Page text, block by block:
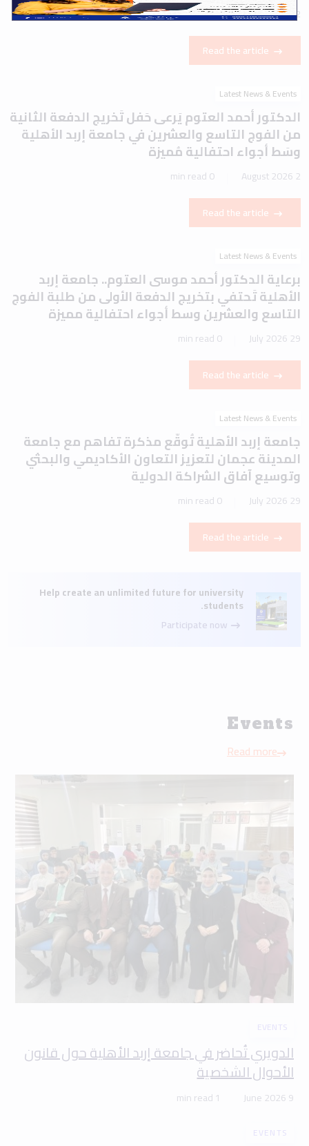
2 August 2026
1 min read
Read the article
Latest News & Events
الدكتور أحمد العتوم يَرعى حَفل تَخريج الدفعة الثانية
من الفوج التاسع والعشرين في جامعة إربد الأهلية
وسَط أجواء احتفالية مُميزة
2 August 2026
0 min read
Read the article
Latest News & Events
برعاية الدكتور أحمد موسى العتوم.. جامعة إربد
الأهلية تَحتفي بتخريج الدفعة الأولى من طلبة الفوج
التاسع والعشرين وسط أجواء احتفالية مميزة
29 July 2026
0 min read
Read the article
Latest News & Events
جامعة إربد الأهلية تُوقّع مذكرة تفاهم مع جامعة
المدينة عجمان لتعزيز التعاون الأكاديمي والبحثي
وتوسيع آفاق الشراكة الدولية
29 July 2026
0 min read
Read the article
Help create an unlimited future for university
students.
Participate now
Events
Read more
EVENTS
الدويري تُحاضر في جامعة إربد الأهلية حول قانون
الأحوال الشخصية
9 June 2026
1 min read
EVENTS